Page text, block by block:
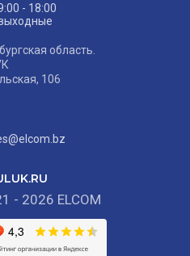
- 2026 ELCOM
- 18:00
область.
106